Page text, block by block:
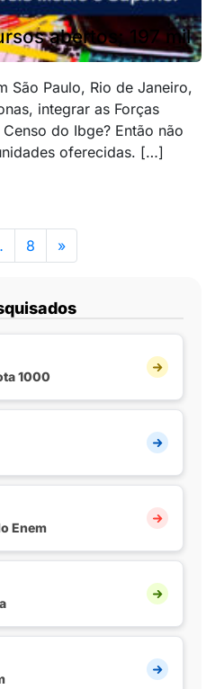
abertos; 197 mil
São Paulo, Rio de Janeiro,
integrar as Forças
do Ibge? Então não
oferecidas. […]
8 »
1000
Enem